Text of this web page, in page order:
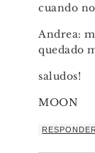
cuando
Andrea:
quedado
saludos!
MOON
RESPONDER